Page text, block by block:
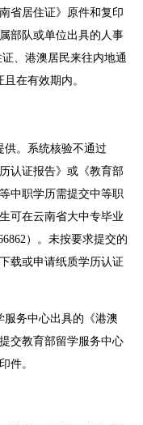
省居住证》原件和复印
部队或单位出具的人事
、港澳居民来往内地通
在有效期内。
供。系统核验不通过
认证报告》或《教育部
中职学历需提交中等职
可在云南省大中专毕业
）。未按要求提交的
载或申请纸质学历认证
服务中心出具的《港澳
交教育部留学服务中心
件。